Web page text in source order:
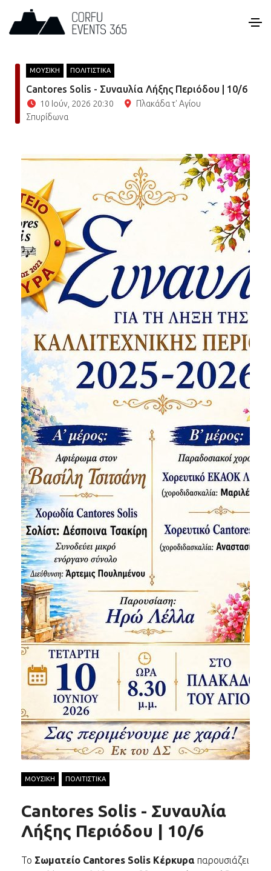
ΜΟΥΣΙΚΗ ΠΟΛΙΤΙΣΤΙΚΑ
Cantores Solis - Συναυλία Λήξης Περιόδου | 10/6
10 Ιούν, 2026 20:30
Πλακάδα τ' Αγίου
Σπυρίδωνα
ΜΟΥΣΙΚΗ ΠΟΛΙΤΙΣΤΙΚΑ
Cantores Solis - Συναυλία
Λήξης Περιόδου | 10/6
Το Σωματείο Cantores Solis Κέρκυραπαρουσιάζει